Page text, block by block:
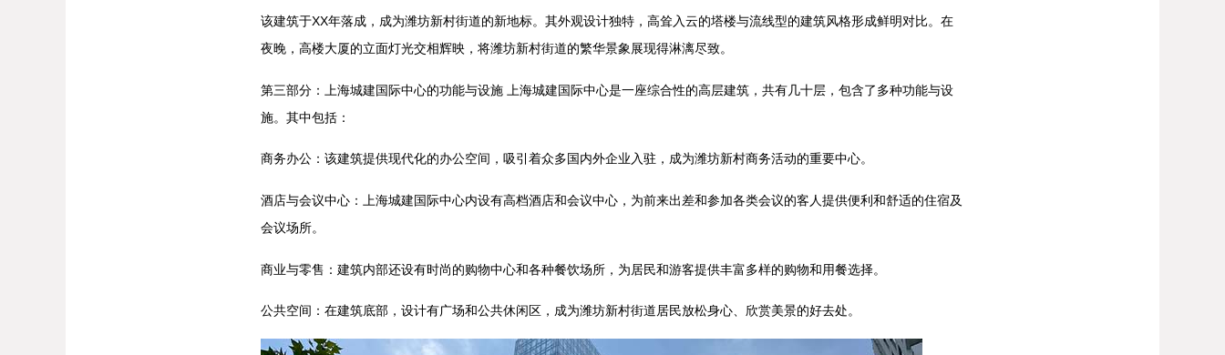
该建筑于XX年落成，成为潍坊新村街道的新地标。其外观设计独特，高耸入云的塔楼与流线型的建筑风格形成鲜明对比。在
夜晚，高楼大厦的立面灯光交相辉映，将潍坊新村街道的繁华景象展现得淋漓尽致。
第三部分：上海城建国际中心的功能与设施 上海城建国际中心是一座综合性的高层建筑，共有几十层，包含了多种功能与设
施。其中包括：
商务办公：该建筑提供现代化的办公空间，吸引着众多国内外企业入驻，成为潍坊新村商务活动的重要中心。
酒店与会议中心：上海城建国际中心内设有高档酒店和会议中心，为前来出差和参加各类会议的客人提供便利和舒适的住宿及
会议场所。
商业与零售：建筑内部还设有时尚的购物中心和各种餐饮场所，为居民和游客提供丰富多样的购物和用餐选择。
公共空间：在建筑底部，设计有广场和公共休闲区，成为潍坊新村街道居民放松身心、欣赏美景的好去处。